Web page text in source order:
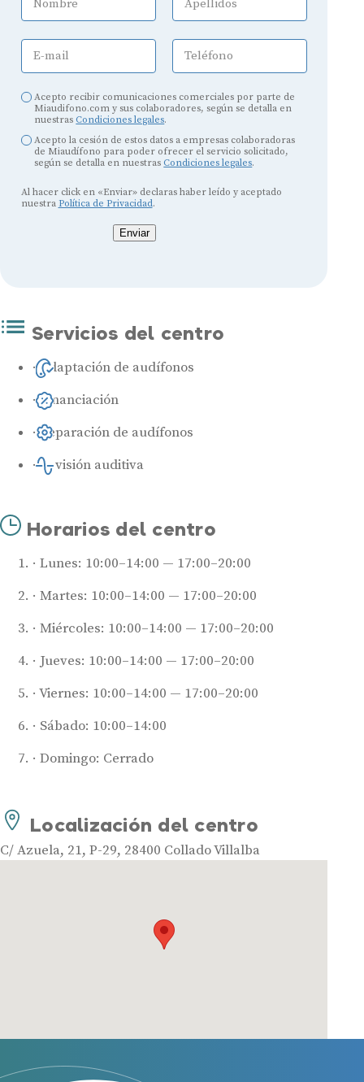
Nombre Apellidos
E-mail Teléfono
Acepto recibir comunicaciones comerciales por parte de
Miaudifono.com y sus colaboradores, según se detalla en
nuestras Condiciones legales.
Acepto la cesión de estos datos a empresas colaboradoras
de Miaudífono para poder ofrecer el servicio solicitado,
según se detalla en nuestras Condiciones legales.
Al hacer click en «Enviar» declaras haber leído y aceptado
nuestra Política de Privacidad.
Enviar
Servicios del centro
Adaptación de audífonos
Financiación
Reparación de audífonos
Revisión auditiva
Horarios del centro
Lunes: 10:00–14:00 — 17:00–20:00
Martes: 10:00–14:00 — 17:00–20:00
Miércoles: 10:00–14:00 — 17:00–20:00
Jueves: 10:00–14:00 — 17:00–20:00
Viernes: 10:00–14:00 — 17:00–20:00
Sábado: 10:00–14:00
Domingo: Cerrado
Localización del centro
C/ Azuela, 21, P-29, 28400 Collado Villalba
Audífonos
Mejores marcas de audífonos
Audífonos invisibles
Audífonos bluetooth
Audífonos recargables